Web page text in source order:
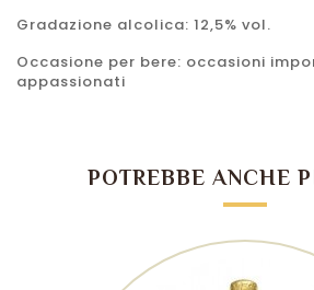
Gradazione alcolica: 12,5% vol.
Occasione per bere: occasioni
appassionati
POTREBBE ANCHE